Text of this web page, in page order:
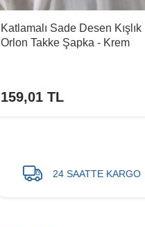
Katlamalı Sade Desen Kışlık
Orlon Takke Şapka - Krem
159,01 TL
24 SAATTE KARGO